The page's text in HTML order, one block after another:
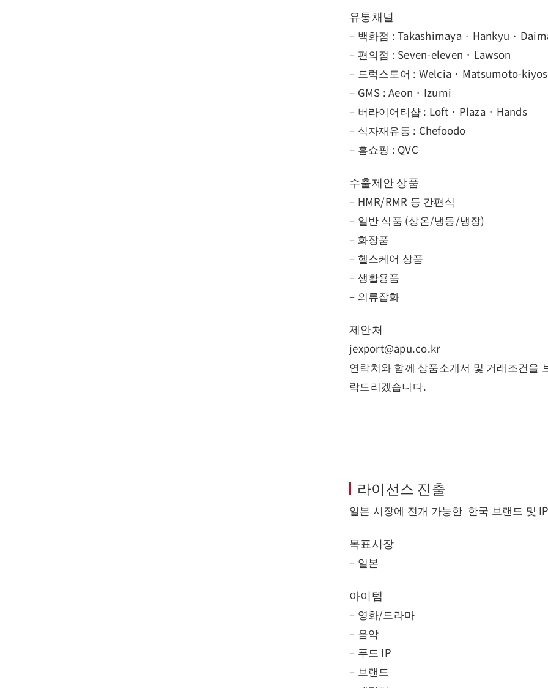
유통채널
– 백화점 : Takashimaya · Hankyu ·
– 편의점 : Seven-eleven · Lawson
– 드럭스토어 : Welcia · Matsumoto-
– GMS : Aeon · Izumi
– 버라이어티샵 : Loft · Plaza · Hands
– 식자재유통 : Chefoodo
– 홈쇼핑 : QVC
수출제안 상품
– HMR/RMR 등 간편식
– 일반 식품 (상온/냉동/냉장)
– 화장품
– 헬스케어 상품
– 생활용품
– 의류잡화
제안처
jexport@apu.co.kr
연락처와 함께 상품소개서 및 거래조건을
락드리겠습니다.
라이선스 진출
일본 시장에 전개 가능한 한국 브랜드 및
목표시장
– 일본
아이템
– 영화/드라마
– 음악
– 푸드 IP
– 브랜드